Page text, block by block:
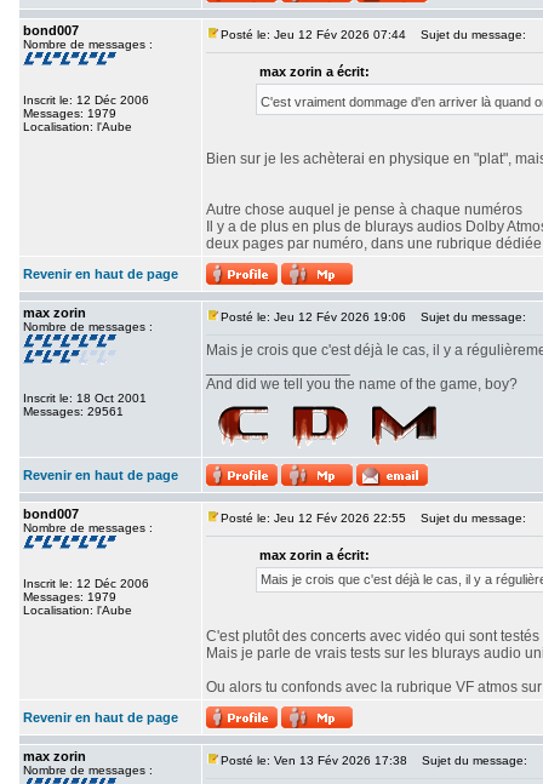
bond007
Nombre de messages :
Inscrit le: 12 Déc 2006
Messages: 1979
Localisation: l'Aube
Posté le: Jeu 12 Fév 2026 07:44 Sujet du message:
max zorin a écrit:
C'est vraiment dommage d'en arriver là quand
Bien sur je les achèterai en physique en "plat",
Autre chose auquel je pense à chaque numéros
Il y a de plus en plus de blurays audios Dolby
deux pages par numéro, dans une rubrique
Revenir en haut de page
max zorin
Nombre de messages :
Inscrit le: 18 Oct 2001
Messages: 29561
Posté le: Jeu 12 Fév 2026 19:06 Sujet du message:
Mais je crois que c'est déjà le cas, il y a
And did we tell you the name of the game, boy?
Revenir en haut de page
bond007
Nombre de messages :
Inscrit le: 12 Déc 2006
Messages: 1979
Localisation: l'Aube
Posté le: Jeu 12 Fév 2026 22:55 Sujet du message:
max zorin a écrit:
Mais je crois que c'est déjà le cas, il y a
C'est plutôt des concerts avec vidéo qui sont
Mais je parle de vrais tests sur les blurays audio
Ou alors tu confonds avec la rubrique VF atmos
Revenir en haut de page
max zorin
Nombre de messages :
Posté le: Ven 13 Fév 2026 17:38 Sujet du message: